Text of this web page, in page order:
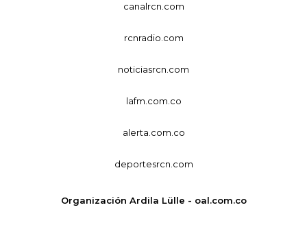
canalrcn.com
rcnradio.com
noticiasrcn.com
lafm.com.co
alerta.com.co
deportesrcn.com
Organización Ardila Lülle - oal.com.co